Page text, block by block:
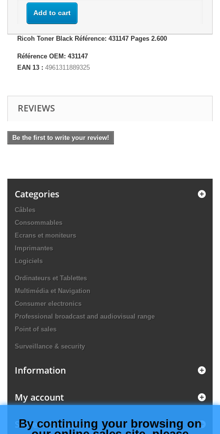
Add to cart
Ricoh Toner Black Référence: 431147 Pages 2.600
Référence OEM: 431147
EAN 13 : 4961311889325
REVIEWS
Be the first to write your review!
Categories
Câbles
Consommables
Ecrans et moniteurs
Imprimantes
Logiciels
Ordinateurs et Tablettes
Multimédia et Navigation
Consumer electronics
Professional broadcast and audiovisual range
Point of sales
Surveillance & security
Information
My account
Store Information
By continuing your browsing on